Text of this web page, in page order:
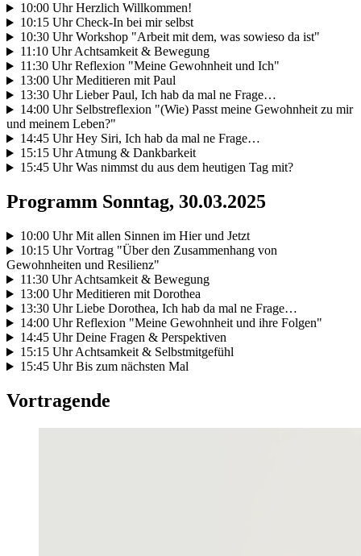
10:00 Uhr Herzlich Willkommen!
10:15 Uhr Check-In bei mir selbst
10:30 Uhr Workshop "Arbeit mit dem, was sowieso da ist"
11:10 Uhr Achtsamkeit & Bewegung
11:30 Uhr Reflexion "Meine Gewohnheit und Ich"
13:00 Uhr Meditieren mit Paul
13:30 Uhr Lieber Paul, Ich hab da mal ne Frage…
14:00 Uhr Selbstreflexion "(Wie) Passt meine Gewohnheit zu mir
und meinem Leben?"
14:45 Uhr Hey Siri, Ich hab da mal ne Frage…
15:15 Uhr Atmung & Dankbarkeit
15:45 Uhr Was nimmst du aus dem heutigen Tag mit?
Programm Sonntag, 30.03.2025
10:00 Uhr Mit allen Sinnen im Hier und Jetzt
10:15 Uhr Vortrag "Über den Zusammenhang von
Gewohnheiten und Resilienz"
11:30 Uhr Achtsamkeit & Bewegung
13:00 Uhr Meditieren mit Dorothea
13:30 Uhr Liebe Dorothea, Ich hab da mal ne Frage…
14:00 Uhr Reflexion "Meine Gewohnheit und ihre Folgen"
14:45 Uhr Deine Fragen & Perspektiven
15:15 Uhr Achtsamkeit & Selbstmitgefühl
15:45 Uhr Bis zum nächsten Mal
Vortragende